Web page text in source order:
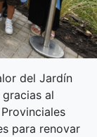
del Jardín
gracias al
para renovar